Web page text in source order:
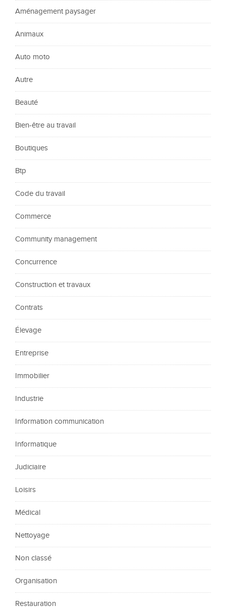
Aménagement paysager
Animaux
Auto moto
Autre
Beauté
Bien-être au travail
Boutiques
Btp
Code du travail
Commerce
Community management
Concurrence
Construction et travaux
Contrats
Élevage
Entreprise
Immobilier
Industrie
Information communication
Informatique
Judiciaire
Loisirs
Médical
Nettoyage
Non classé
Organisation
Restauration